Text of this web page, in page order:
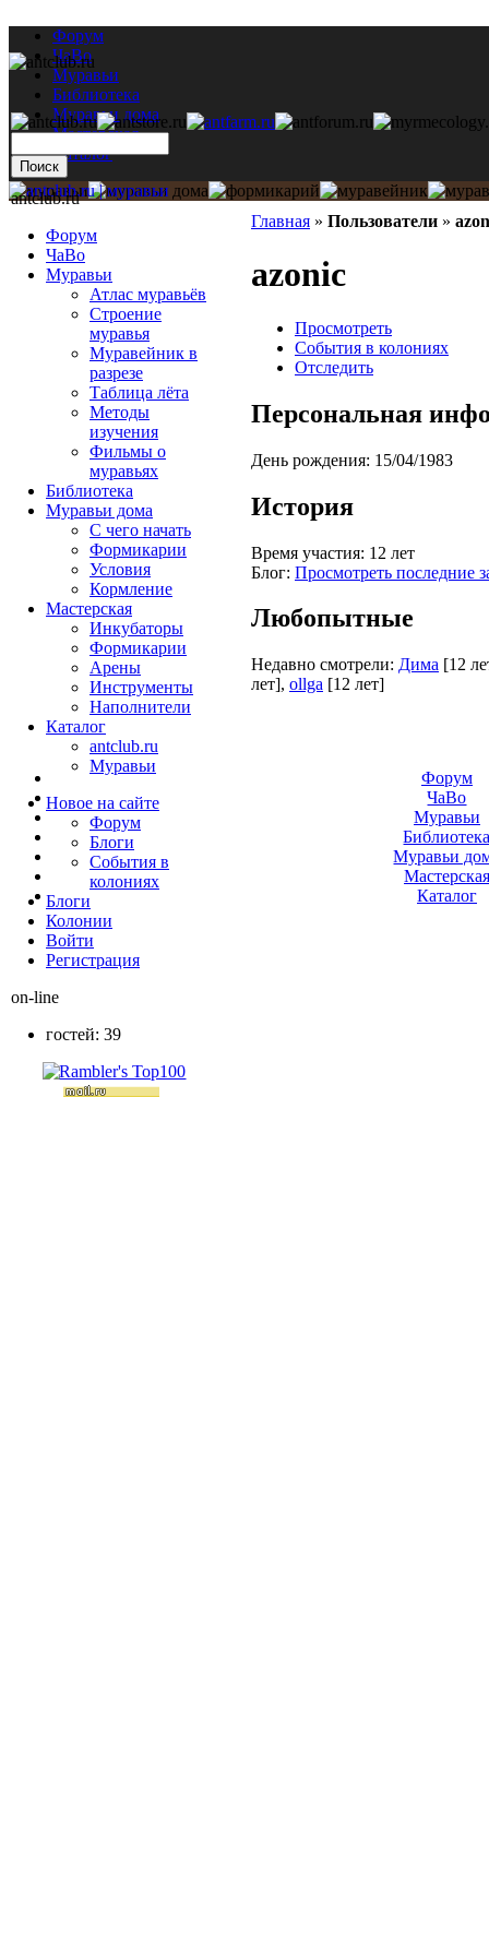
Форум
ЧаВо
Муравьи
Библиотека
Муравьи дома
Мастерская
Каталог
Главная » Пользователи »
azonic
Просмотреть
События в колониях
Отследить
Персональная
День рождения: 15/04/1983
История
Время участия: 12 лет
Блог: Просмотреть последние
Любопытные
Недавно смотрели: Дима [12
лет], ollga [12 лет]
antclub.ru
Форум
ЧаВо
Муравьи
Атлас муравьёв
Строение
муравья
Муравейник в
разрезе
Таблица лёта
Методы
изучения
Фильмы о
муравьях
Библиотека
Муравьи дома
С чего начать
Формикарии
Условия
Кормление
Мастерская
Инкубаторы
Формикарии
Арены
Инструменты
Наполнители
Каталог
antclub.ru
Муравьи
Новое на сайте
Форум
Блоги
События в
колониях
Блоги
Колонии
Войти
Peгиcтpaция
on-line
гостей: 39
Форум
ЧаВо
Муравьи
Муравьи
Мастерская
Каталог